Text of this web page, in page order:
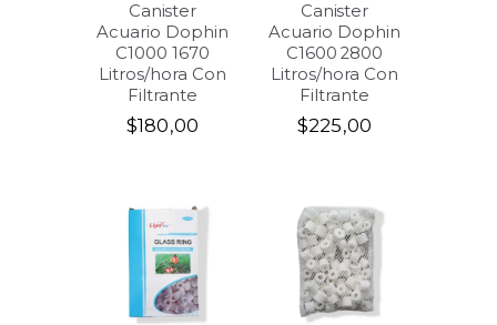
Canister
Acuario Dophin
C1000 1670
Litros/hora Con
Filtrante
$180,00
Canister
Acuario Dophin
C1600 2800
Litros/hora Con
Filtrante
$225,00